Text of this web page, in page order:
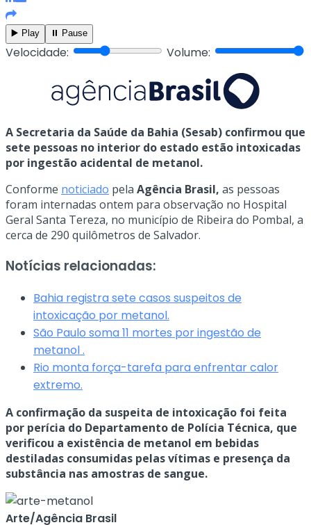
▶️ Play ⏸️ Pause
Velocidade: Volume:
A Secretaria da Saúde da Bahia (Sesab) confirmou que
sete pessoas no interior do estado estão intoxicadas
por ingestão acidental de metanol.
Conforme noticiado pela Agência Brasil, as pessoas
foram internadas ontem para observação no Hospital
Geral Santa Tereza, no município de Ribeira do Pombal, a
cerca de 290 quilômetros de Salvador.
Notícias relacionadas:
Bahia registra sete casos suspeitos de
intoxicação por metanol.
São Paulo soma 11 mortes por ingestão de
metanol .
Rio monta força-tarefa para enfrentar calor
extremo.
A confirmação da suspeita de intoxicação foi feita
por perícia do Departamento de Polícia Técnica, que
verificou a existência de metanol em bebidas
destiladas consumidas pelas vítimas e presença da
substância nas amostras de sangue.
Arte/Agência Brasil